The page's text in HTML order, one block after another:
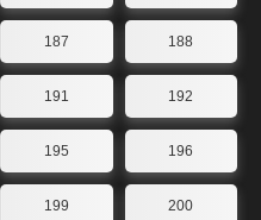
187 188
191 192
195 196
199 200